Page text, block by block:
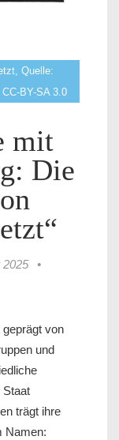
Quelle:
BY-SA 3.0
mit
Die
2025
•
von
und
Staat
trägt ihre
Namen: